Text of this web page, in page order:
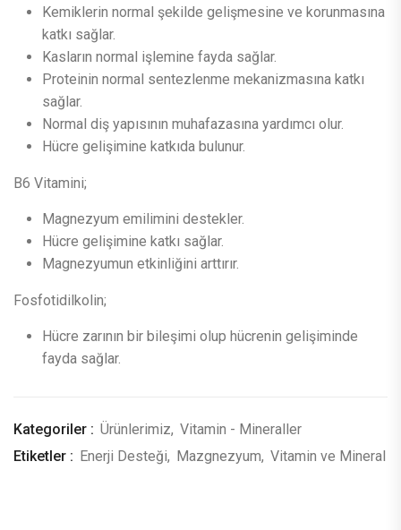
Kemiklerin normal şekilde gelişmesine ve korunmasına
katkı sağlar.
Kasların normal işlemine fayda sağlar.
Proteinin normal sentezlenme mekanizmasına katkı
sağlar.
Normal diş yapısının muhafazasına yardımcı olur.
Hücre gelişimine katkıda bulunur.
B6 Vitamini;
Magnezyum emilimini destekler.
Hücre gelişimine katkı sağlar.
Magnezyumun etkinliğini arttırır.
Fosfotidilkolin;
Hücre zarının bir bileşimi olup hücrenin gelişiminde
fayda sağlar.
Kategoriler : Ürünlerimiz, Vitamin - Mineraller
Etiketler : Enerji Desteği, Mazgnezyum, Vitamin ve Mineral